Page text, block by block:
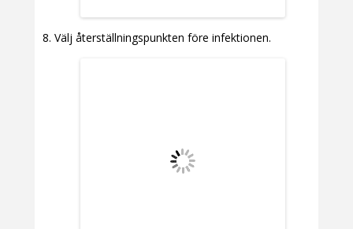
Välj återställningspunkten före infektionen.